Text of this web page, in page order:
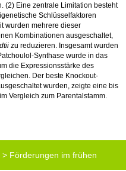
(2) Eine zentrale Limitation besteht
Schlüsselfaktoren
wurden mehrere dieser
Kombinationen ausgeschaltet,
zu reduzieren. Insgesamt wurden
Synthase wurde in das
die Expressionsstärke des
Der beste Knockout-
wurden, zeigte eine bis
Vergleich zum Parentalstamm.
> Förderungen im frühen